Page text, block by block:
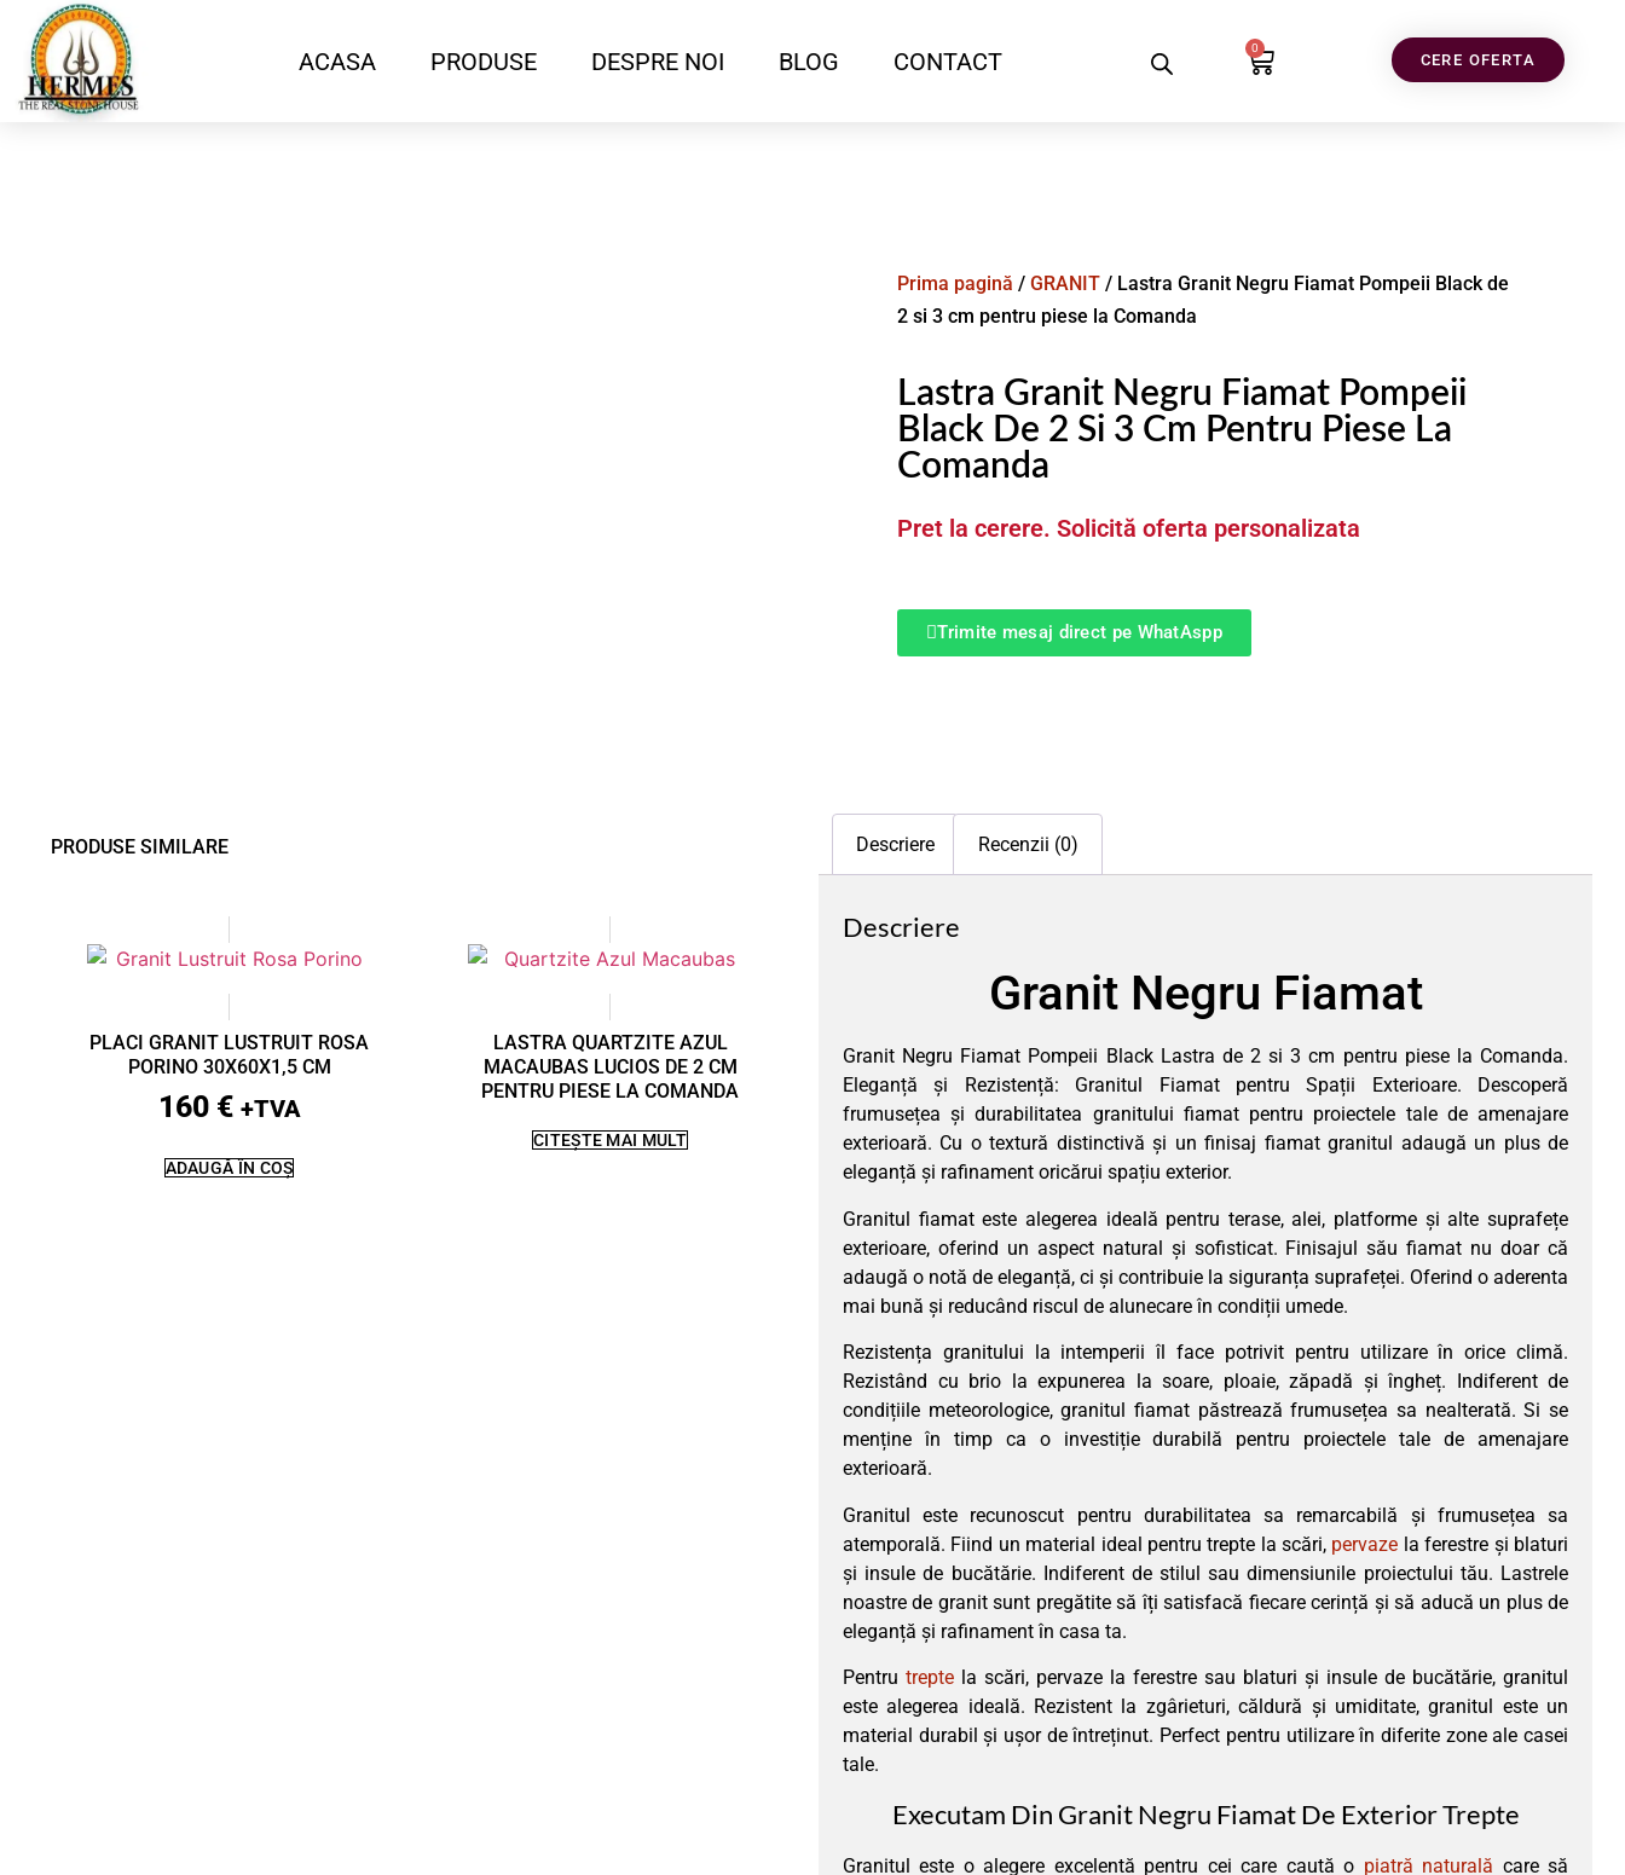
ACASA PRODUSE DESPRE NOI BLOG CONTACT 0
CERE OFERTA
Prima pagină / GRANIT / Lastra Granit Negru Fiamat Pompeii Black de
2 si 3 cm pentru piese la Comanda
Lastra Granit Negru Fiamat Pompeii
Black De 2 Si 3 Cm Pentru Piese La
Comanda
Pret la cerere. Solicită oferta personalizata
Trimite mesaj direct pe WhatAspp
PRODUSE SIMILARE
PLACI GRANIT LUSTRUIT ROSA
PORINO 30X60X1,5 CM
160 € +TVA
ADAUGĂ ÎN COȘ
LASTRA QUARTZITE AZUL
MACAUBAS LUCIOS DE 2 CM
PENTRU PIESE LA COMANDA
CITEȘTE MAI MULT
Descriere Recenzii (0)
Descriere
Granit Negru Fiamat
Granit Negru Fiamat Pompeii Black Lastra de 2 si 3 cm pentru piese la Comanda.
Eleganță și Rezistență: Granitul Fiamat pentru Spații Exterioare. Descoperă
frumusețea și durabilitatea granitului fiamat pentru proiectele tale de amenajare
exterioară. Cu o textură distinctivă și un finisaj fiamat granitul adaugă un plus de
eleganță și rafinament oricărui spațiu exterior.
Granitul fiamat este alegerea ideală pentru terase, alei, platforme și alte suprafețe
exterioare, oferind un aspect natural și sofisticat. Finisajul său fiamat nu doar că
adaugă o notă de eleganță, ci și contribuie la siguranța suprafeței. Oferind o aderenta
mai bună și reducând riscul de alunecare în condiții umede.
Rezistența granitului la intemperii îl face potrivit pentru utilizare în orice climă.
Rezistând cu brio la expunerea la soare, ploaie, zăpadă și îngheț. Indiferent de
condițiile meteorologice, granitul fiamat păstrează frumusețea sa nealterată. Si se
menține în timp ca o investiție durabilă pentru proiectele tale de amenajare
exterioară.
Granitul este recunoscut pentru durabilitatea sa remarcabilă și frumusețea sa
atemporală. Fiind un material ideal pentru trepte la scări, pervaze la ferestre și blaturi
și insule de bucătărie. Indiferent de stilul sau dimensiunile proiectului tău. Lastrele
noastre de granit sunt pregătite să îți satisfacă fiecare cerință și să aducă un plus de
eleganță și rafinament în casa ta.
Pentru trepte la scări, pervaze la ferestre sau blaturi și insule de bucătărie, granitul
este alegerea ideală. Rezistent la zgârieturi, căldură și umiditate, granitul este un
material durabil și ușor de întreținut. Perfect pentru utilizare în diferite zone ale casei
tale.
Executam Din Granit Negru Fiamat De Exterior Trepte
Granitul este o alegere excelentă pentru cei care caută o piatră naturală care să